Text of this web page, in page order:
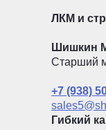
ЛКМ и
Шишкин
Старший
+7 (938)
Гибкий